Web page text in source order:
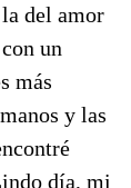
del amor
un
más
y las
día, mi